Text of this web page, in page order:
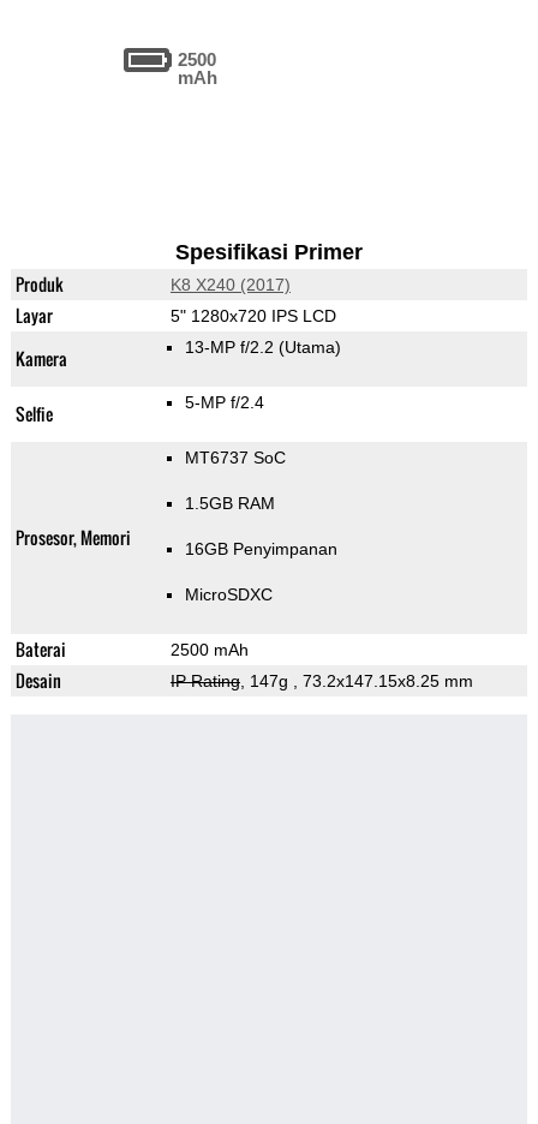
2500
mAh
Spesifikasi Primer
Produk K8 X240 (2017)
Layar 5" 1280x720 IPS LCD
Kamera 13-MP f/2.2 (Utama)
Selfie 5-MP f/2.4
Prosesor, Memori
MT6737 SoC
1.5GB RAM
16GB Penyimpanan
MicroSDXC
Baterai 2500 mAh
Desain IP Rating, 147g , 73.2x147.15x8.25 mm